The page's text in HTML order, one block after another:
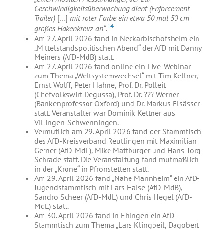
Geschwindigkeitsüberwachung dient (Enforcement
Trailer) […] mit roter Farbe ein etwa 50 mal 50 cm
großes Hakenkreuz an“.14
Am 27. April 2026 fand in Neckarbischofsheim ein
„Mittelstandspolitischen Abend“ der AfD mit Danny
Meiners (AfD-MdB) statt.
Am 27. April 2026 fand online ein Live-Webinar
zum Thema „Weltsystemwechsel“ mit Tim Kellner,
Ernst Wolff, Peter Hahne, Prof. Dr. Polleit
(Chefvolkswirt Degussa), Prof. Dr. ??? Werner
(Bankenprofessor Oxford) und Dr. Markus Elsässer
statt. Veranstalter war Dominik Kettner aus
Villingen-Schwenningen.
Vermutlich am 29. April 2026 fand der Stammtisch
des AfD-Kreisverband Reutlingen mit Maximilian
Gerner (AfD-MdL), Mike Mattburger und Hans-Jörg
Schrade statt. Die Veranstaltung fand mutmaßlich
in der „Krone“ in Pfronstetten statt.
Am 29. April 2026 fand „Nähe Mannheim“ ein AfD-
Jugendstammtisch mit Lars Haise (AfD-MdB),
Sandro Scheer (AfD-MdL) und Chris Hegel (AfD-
MdL) statt.
Am 30. April 2026 fand in Ehingen ein AfD-
Stammtisch zum Thema „Lars Klingbeil, Dagobert